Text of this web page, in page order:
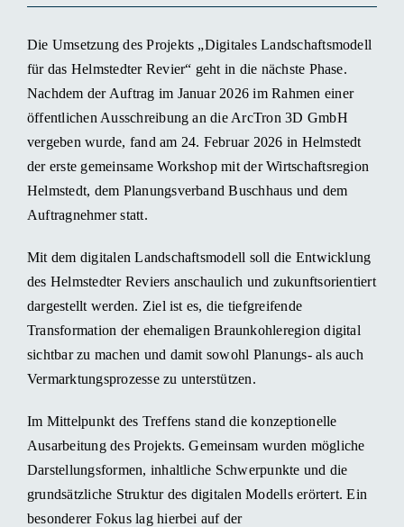
Die Umsetzung des Projekts „Digitales Landschaftsmodell
für das Helmstedter Revier“ geht in die nächste Phase.
Nachdem der Auftrag im Januar 2026 im Rahmen einer
öffentlichen Ausschreibung an die ArcTron 3D GmbH
vergeben wurde, fand am 24. Februar 2026 in Helmstedt
der erste gemeinsame Workshop mit der Wirtschaftsregion
Helmstedt, dem Planungsverband Buschhaus und dem
Auftragnehmer statt.
Mit dem digitalen Landschaftsmodell soll die Entwicklung
des Helmstedter Reviers anschaulich und zukunftsorientiert
dargestellt werden. Ziel ist es, die tiefgreifende
Transformation der ehemaligen Braunkohleregion digital
sichtbar zu machen und damit sowohl Planungs- als auch
Vermarktungsprozesse zu unterstützen.
Im Mittelpunkt des Treffens stand die konzeptionelle
Ausarbeitung des Projekts. Gemeinsam wurden mögliche
Darstellungsformen, inhaltliche Schwerpunkte und die
grundsätzliche Struktur des digitalen Modells erörtert. Ein
besonderer Fokus lag hierbei auf der